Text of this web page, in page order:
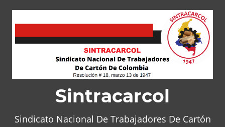
content
Sintracarcol
Sindicato Nacional De Trabajadores De Cartón